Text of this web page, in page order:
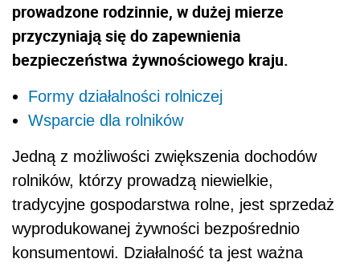
prowadzone rodzinnie, w dużej mierze
przyczyniają się do zapewnienia
bezpieczeństwa żywnościowego kraju.
Formy działalności rolniczej
Wsparcie dla rolników
Jedną z możliwości zwiększenia dochodów
rolników, którzy prowadzą niewielkie,
tradycyjne gospodarstwa rolne, jest sprzedaż
wyprodukowanej żywności bezpośrednio
konsumentowi. Działalność ta jest ważna